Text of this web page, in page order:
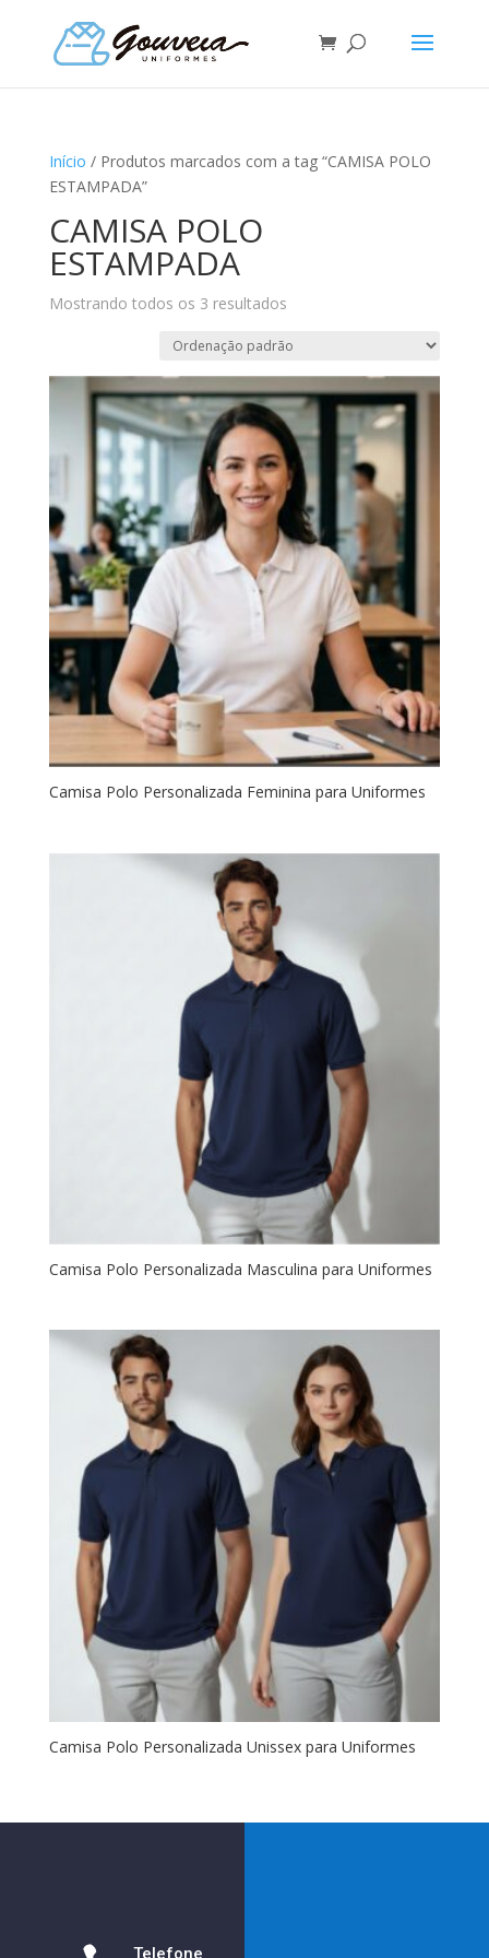
Início / Produtos marcados com a tag “CAMISA POLO
ESTAMPADA”
CAMISA POLO
ESTAMPADA
Mostrando todos os 3 resultados
Camisa Polo Personalizada Feminina para Uniformes
Camisa Polo Personalizada Masculina para Uniformes
Camisa Polo Personalizada Unissex para Uniformes
Telefone